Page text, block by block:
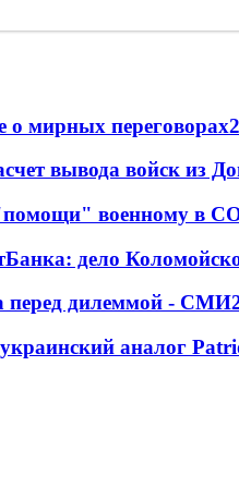
о мирных переговорах
вывода войск из
военному в
дело
перед дилеммой - СМИ
аналог